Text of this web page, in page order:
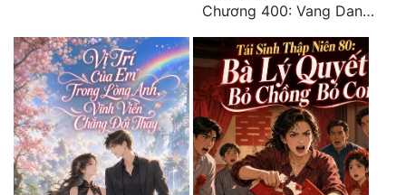
Chương 400: Vang Danh Thiên Hạ (Hết)